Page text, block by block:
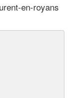
en-royans